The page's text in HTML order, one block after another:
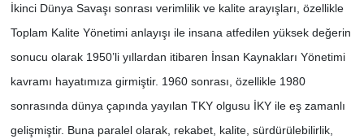
İkinci Dünya Savaşı sonrası verimlilik ve kalite arayışları, özellikle
Toplam Kalite Yönetimi anlayışı ile insana atfedilen yüksek değerin
sonucu olarak 1950’li yıllardan itibaren İnsan Kaynakları Yönetimi
kavramı hayatımıza girmiştir. 1960 sonrası, özellikle 1980
sonrasında dünya çapında yayılan TKY olgusu İKY ile eş zamanlı
gelişmiştir. Buna paralel olarak, rekabet, kalite, sürdürülebilirlik,